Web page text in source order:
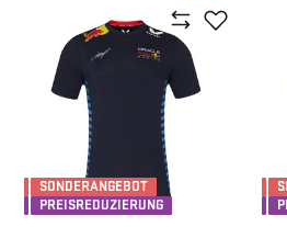
SONDERANGEBOT
PREISREDUZIERUNG